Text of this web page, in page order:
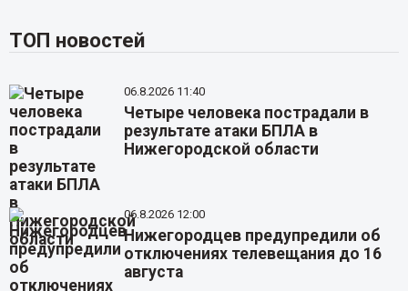
ТОП новостей
06.8.2026 11:40
Четыре человека пострадали в
результате атаки БПЛА в
Нижегородской области
06.8.2026 12:00
Нижегородцев предупредили об
отключениях телевещания до 16
августа